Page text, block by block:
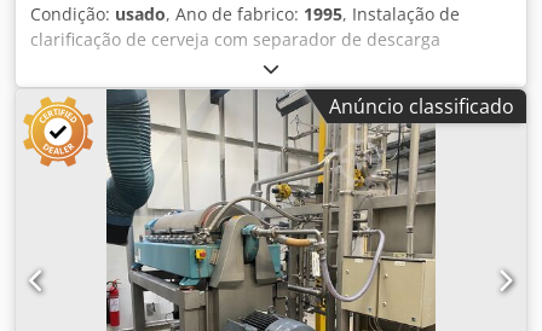
Condição: usado, Ano de fabrico: 1995, Instalação de
clarificação de cerveja com separador de descarga
automática. A borra separada é armazenada
temporariamente num tanque cónico de aço inoxidável de
55 hl. Máquina (extra): centrífuga de pratos de descarga
automática para pré-clarificação da cerveja Capacidade de
filtração: 20.000 l/h Capacidade do tanque de lama: 5.500 l
Dedpfx Afszizh Se Tokr Operação / controlo: VIPA Material:
aço inoxidável Localização / posição: montada sobre pés
Equipamento: separador; tanque de lama; bomba;
medição de caudal; medição de turbidez; quadro elétrico
com visualização em painel tátil; ferramentas especiais;
várias tubagens, painéis de tubulação e válvulas
Anúncio classificado